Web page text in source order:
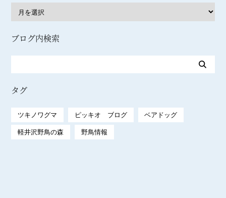
ブログ内検索
タグ
ツキノワグマ ピッキオ ブログ ベアドッグ
軽井沢野鳥の森 野鳥情報